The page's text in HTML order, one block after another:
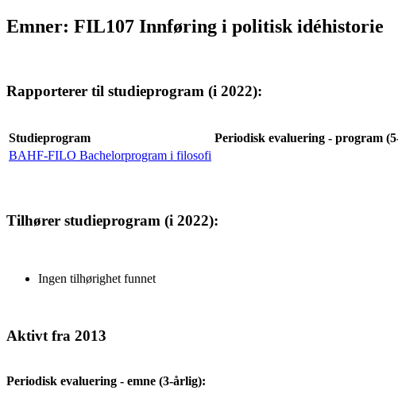
Emner: FIL107 Innføring i politisk idéhistorie
Rapporterer til studieprogram (i 2022):
Studieprogram
Periodisk evaluering - program
BAHF-FILO Bachelorprogram i filosofi
Tilhører studieprogram (i 2022):
Ingen tilhørighet funnet
Aktivt fra 2013
Periodisk evaluering - emne (3-årlig):